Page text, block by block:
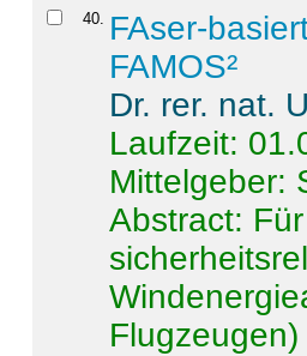
40. FAser-
FAMOS²
Dr. rer. nat.
Laufzeit:
Mittelgeber:
Abstract: